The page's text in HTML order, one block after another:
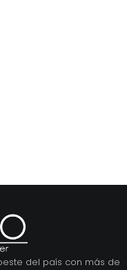
del país con más de